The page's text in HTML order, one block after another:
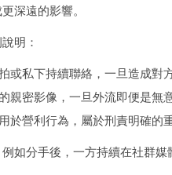
深遠的影響。
明：
或私下持續聯絡，一旦造成對
親密影像，一旦外流即便是無
於營利行為，屬於刑責明確的重
如分手後，一方持續在社群